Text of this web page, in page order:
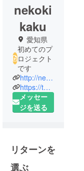
nekoki
kaku
愛知県
初めてのプ
ロジェクト
です
http://nekokikaku.net/
https://twitter.com/nekokikaku_jp
メッセー
ジを送る
リターンを
選ぶ